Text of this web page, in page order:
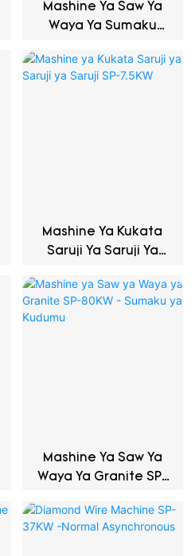
Mashine Ya Saw Ya
Waya Ya Sumaku
Mashine Ya Kukata
Saruji Ya Saruji Ya
Mashine Ya Saw Ya
Waya Ya Granite SP-
Kudumu